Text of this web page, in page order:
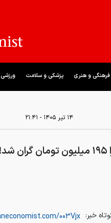
فرهنگی و هنری پزشکی و سلامت ورزشی
۱۴ تير ۱۴۰۵ - ۲۱:۴۱
خبر: